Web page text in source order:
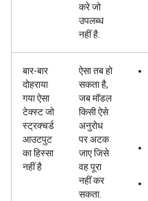
करे जो
उपलब्ध
नहीं है.
बार-बार
दोहराया
गया ऐसा
टेक्स्ट जो
स्ट्रक्चर्ड
आउटपुट
का हिस्सा
नहीं है
ऐसा तब हो
सकता है,
जब मॉडल
किसी ऐसे
अनुरोध
पर अटक
जाए जिसे
वह पूरा
नहीं कर
सकता.